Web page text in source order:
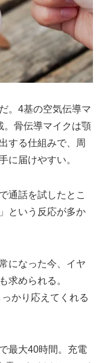
。4基の空気伝導マ
。骨伝導マイクは顎
する仕組みで、周
に届けやすい。
通話を試したとこ
という反応が多か
になった今、イヤ
求められる。
かり応えてくれる
最大40時間。充電